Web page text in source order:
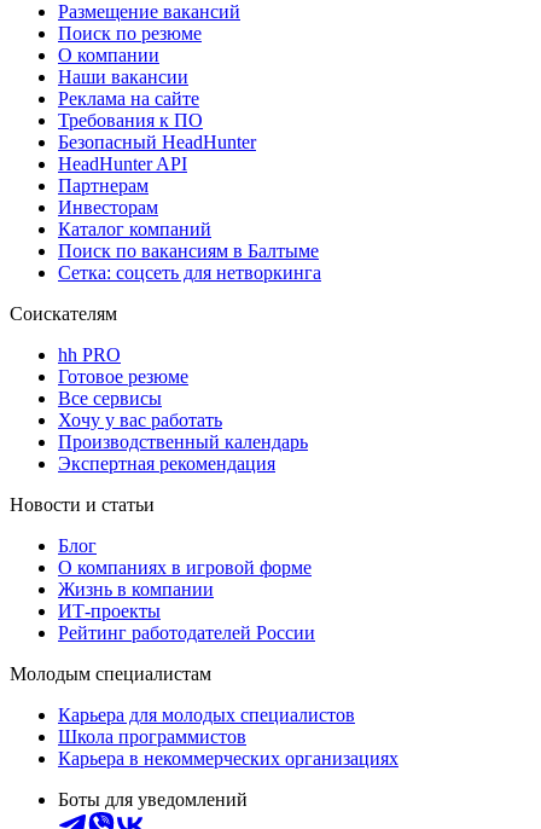
Размещение вакансий
Поиск по резюме
О компании
Наши вакансии
Реклама на сайте
Требования к ПО
Безопасный HeadHunter
HeadHunter API
Партнерам
Инвесторам
Каталог компаний
Поиск по вакансиям в Балтыме
Сетка: соцсеть для нетворкинга
Соискателям
hh PRO
Готовое резюме
Все сервисы
Хочу у вас работать
Производственный календарь
Экспертная рекомендация
Новости и статьи
Блог
О компаниях в игровой форме
Жизнь в компании
ИТ-проекты
Рейтинг работодателей России
Молодым специалистам
Карьера для молодых специалистов
Школа программистов
Карьера в некоммерческих организациях
Боты для уведомлений